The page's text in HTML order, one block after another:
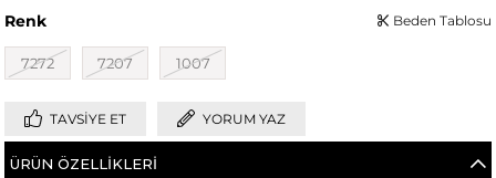
Renk
7272 7207 1007
Beden Tablosu
TAVSIYE ET YORUM YAZ
ÜRÜN ÖZELLIKLERI